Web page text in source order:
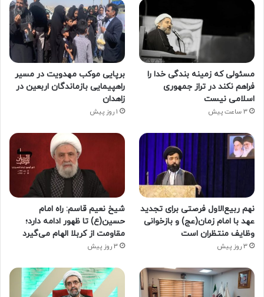
مسئولی که زمینه بندگی خدا را
فراهم نکند در تراز جمهوری
اسلامی نیست
3 ساعت پیش
برپایی موکب مهدویت در مسیر
راهپیمایی بازماندگان اربعین در
زاهدان
1 روز پیش
نهم ربیع‌الاول فرصتی برای تجدید
عهد با امام زمان(عج) و بازخوانی
وظایف منتظران است
3 روز پیش
شیخ نعیم قاسم: راه امام
حسین(ع) تا ظهور ادامه دارد؛
مقاومت از کربلا الهام می‌گیرد
3 روز پیش